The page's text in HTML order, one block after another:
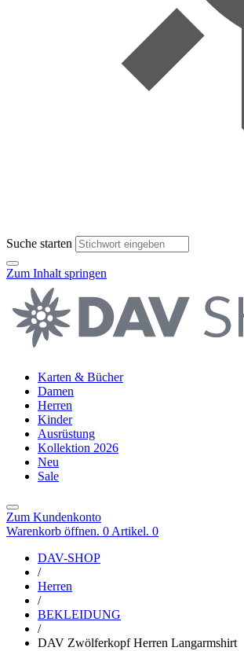
Suche starten
Zum Inhalt springen
Karten & Bücher
Damen
Herren
Kinder
Ausrüstung
Kollektion 2026
Neu
Sale
Zum Kundenkonto
Warenkorb öffnen. 0 Artikel. 0
DAV-SHOP
/
Herren
/
BEKLEIDUNG
/
DAV Zwölferkopf Herren Langarmshirt